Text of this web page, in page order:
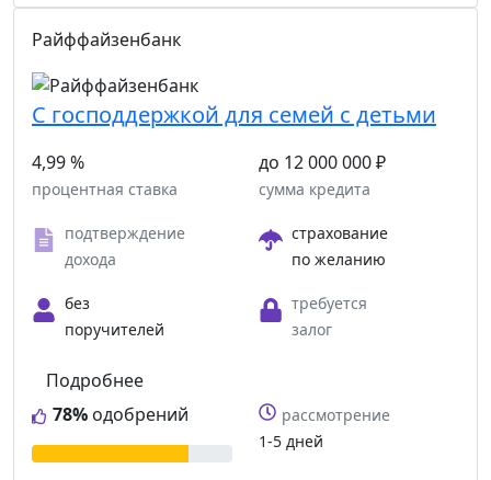
Райффайзенбанк
C господдержкой для семей с детьми
4,99 %
процентная ставка
до 12 000 000 ₽
сумма кредита
подтверждение
дохода
страхование
по желанию
без
поручителей
требуется
залог
78% одобрений
Подробнее
рассмотрение
1-5 дней